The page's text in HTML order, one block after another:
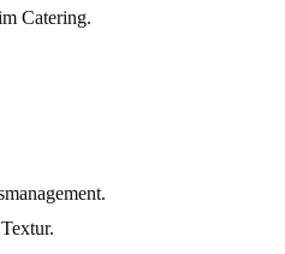
Catering.